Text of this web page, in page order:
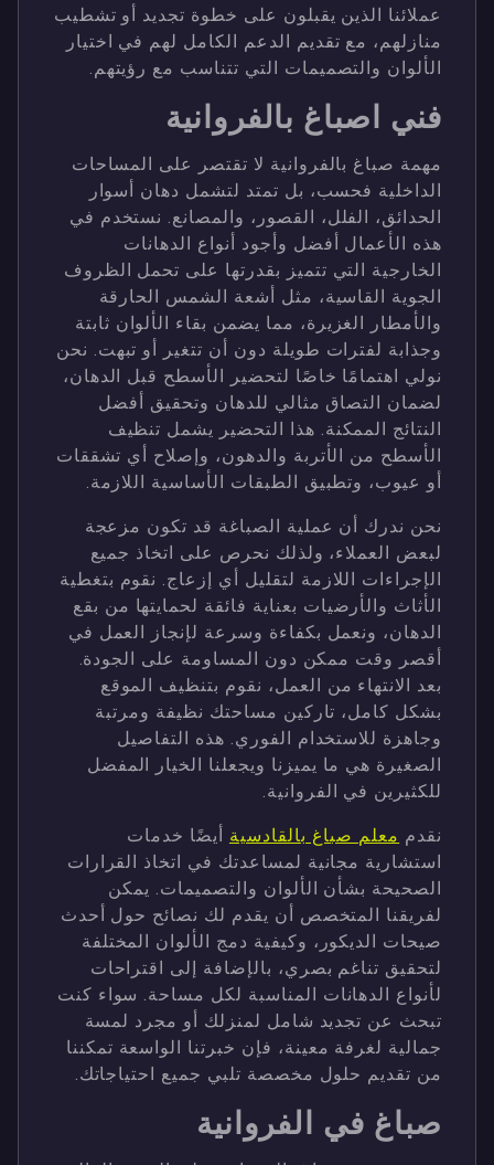
عملائنا الذين يقبلون على خطوة تجديد أو تشطيب
منازلهم، مع تقديم الدعم الكامل لهم في اختيار
الألوان والتصميمات التي تتناسب مع رؤيتهم.
فني اصباغ بالفروانية
مهمة صباغ بالفروانية لا تقتصر على المساحات
الداخلية فحسب، بل تمتد لتشمل دهان أسوار
الحدائق، الفلل، القصور، والمصانع. نستخدم في
هذه الأعمال أفضل وأجود أنواع الدهانات
الخارجية التي تتميز بقدرتها على تحمل الظروف
الجوية القاسية، مثل أشعة الشمس الحارقة
والأمطار الغزيرة، مما يضمن بقاء الألوان ثابتة
وجذابة لفترات طويلة دون أن تتغير أو تبهت. نحن
نولي اهتمامًا خاصًا لتحضير الأسطح قبل الدهان،
لضمان التصاق مثالي للدهان وتحقيق أفضل
النتائج الممكنة. هذا التحضير يشمل تنظيف
الأسطح من الأتربة والدهون، وإصلاح أي تشققات
أو عيوب، وتطبيق الطبقات الأساسية اللازمة.
نحن ندرك أن عملية الصباغة قد تكون مزعجة
لبعض العملاء، ولذلك نحرص على اتخاذ جميع
الإجراءات اللازمة لتقليل أي إزعاج. نقوم بتغطية
الأثاث والأرضيات بعناية فائقة لحمايتها من بقع
الدهان، ونعمل بكفاءة وسرعة لإنجاز العمل في
أقصر وقت ممكن دون المساومة على الجودة.
بعد الانتهاء من العمل، نقوم بتنظيف الموقع
بشكل كامل، تاركين مساحتك نظيفة ومرتبة
وجاهزة للاستخدام الفوري. هذه التفاصيل
الصغيرة هي ما يميزنا ويجعلنا الخيار المفضل
للكثيرين في الفروانية.
نقدممعلم صباغ بالقادسيةأيضًا خدمات
استشارية مجانية لمساعدتك في اتخاذ القرارات
الصحيحة بشأن الألوان والتصميمات. يمكن
لفريقنا المتخصص أن يقدم لك نصائح حول أحدث
صيحات الديكور، وكيفية دمج الألوان المختلفة
لتحقيق تناغم بصري، بالإضافة إلى اقتراحات
لأنواع الدهانات المناسبة لكل مساحة. سواء كنت
تبحث عن تجديد شامل لمنزلك أو مجرد لمسة
جمالية لغرفة معينة، فإن خبرتنا الواسعة تمكننا
من تقديم حلول مخصصة تلبي جميع احتياجاتك.
صباغ في الفروانية